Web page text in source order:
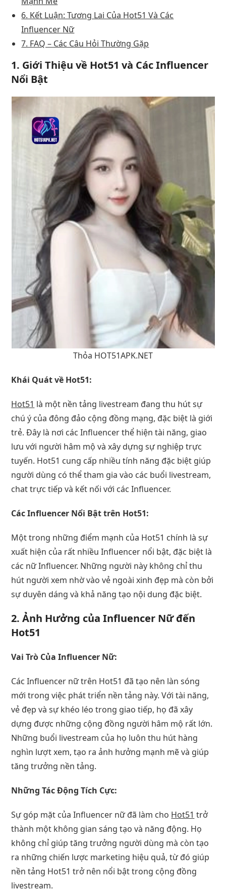
6. Kết Luận: Tương Lai Của Hot51 Và Các
Influencer Nữ
7. FAQ – Các Câu Hỏi Thường Gặp
1. Giới Thiệu về Hot51 và Các Influencer
Nổi Bật
Thỏa HOT51APK.NET
Khái Quát về Hot51:
Hot51 là một nền tảng livestream đang thu hút sự
chú ý của đông đảo cộng đồng mạng, đặc biệt là giới
trẻ. Đây là nơi các Influencer thể hiện tài năng, giao
lưu với người hâm mộ và xây dựng sự nghiệp trực
tuyến. Hot51 cung cấp nhiều tính năng đặc biệt giúp
người dùng có thể tham gia vào các buổi livestream,
chat trực tiếp và kết nối với các Influencer.
Các Influencer Nổi Bật trên Hot51:
Một trong những điểm mạnh của Hot51 chính là sự
xuất hiện của rất nhiều Influencer nổi bật, đặc biệt là
các nữ Influencer. Những người này không chỉ thu
hút người xem nhờ vào vẻ ngoài xinh đẹp mà còn bởi
sự duyên dáng và khả năng tạo nội dung đặc biệt.
2.Ảnh Hưởng của Influencer Nữ đến
Hot51
Vai Trò Của Influencer Nữ:
Các Influencer nữ trên Hot51 đã tạo nên làn sóng
mới trong việc phát triển nền tảng này. Với tài năng,
vẻ đẹp và sự khéo léo trong giao tiếp, họ đã xây
dựng được những cộng đồng người hâm mộ rất lớn.
Những buổi livestream của họ luôn thu hút hàng
nghìn lượt xem, tạo ra ảnh hưởng mạnh mẽ và giúp
tăng trưởng nền tảng.
Những Tác Động Tích Cực:
Sự góp mặt của Influencer nữ đã làm cho Hot51 trở
thành một không gian sáng tạo và năng động. Họ
không chỉ giúp tăng trưởng người dùng mà còn tạo
ra những chiến lược marketing hiệu quả, từ đó giúp
nền tảng Hot51 trở nên nổi bật trong cộng đồng
livestream.